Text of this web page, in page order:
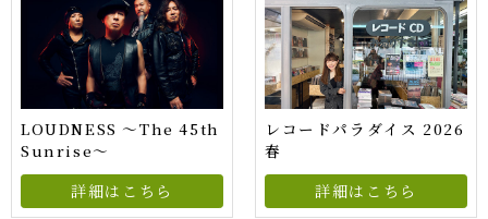
LOUDNESS ～The 45th
Sunrise～
詳細はこちら
レコードパラダイス 2026
春
詳細はこちら